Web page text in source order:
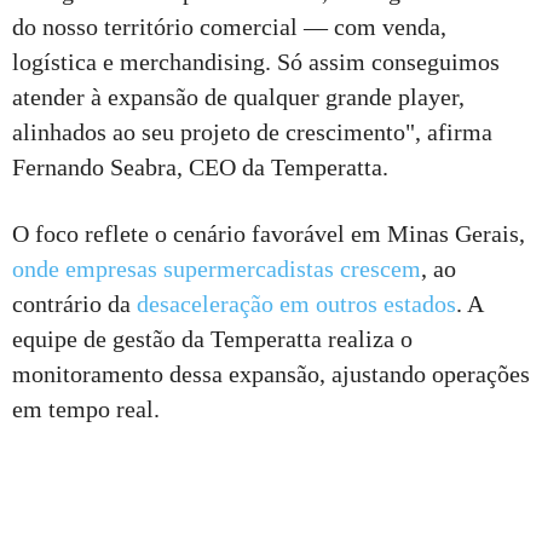
do nosso território comercial — com venda,
logística e merchandising. Só assim conseguimos
atender à expansão de qualquer grande player,
alinhados ao seu projeto de crescimento", afirma
Fernando Seabra, CEO da Temperatta.
O foco reflete o cenário favorável em Minas Gerais,
onde empresas supermercadistas crescem, ao
contrário da desaceleração em outros estados. A
equipe de gestão da Temperatta realiza o
monitoramento dessa expansão, ajustando operações
em tempo real.